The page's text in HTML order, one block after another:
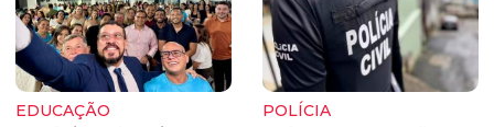
EDUCAÇÃO POLÍCIA